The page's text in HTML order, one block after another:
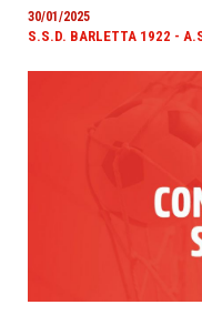
30/01/2025
S.S.D. BARLETTA 1922 -